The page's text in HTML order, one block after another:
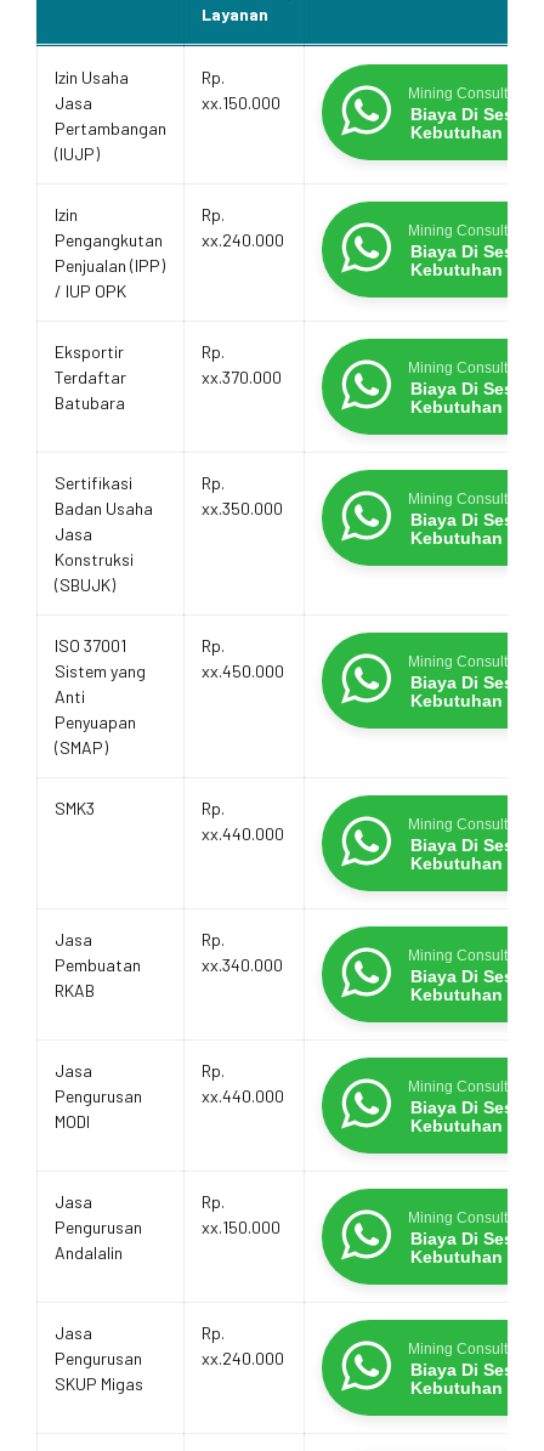
Layanan
Biaya
Layanan
Promo Terbatas
Izin Usaha
Jasa
Pertambangan
(IUJP)
Rp.
xx.150.000
Mining Consultants
Biaya Di
Kebutuhan
Izin
Pengangkutan
Penjualan (IPP)
/ IUP OPK
Rp.
xx.240.000
Mining Consultants
Biaya Di
Kebutuhan
Eksportir
Terdaftar
Batubara
Rp.
xx.370.000
Mining Consultants
Biaya Di
Kebutuhan
Sertifikasi
Badan Usaha
Jasa
Konstruksi
(SBUJK)
Rp.
xx.350.000
Mining Consultants
Biaya Di
Kebutuhan
ISO 37001
Sistem yang
Anti
Penyuapan
(SMAP)
Rp.
xx.450.000
Mining Consultants
Biaya Di
Kebutuhan
SMK3
Rp.
xx.440.000
Mining Consultants
Biaya Di
Kebutuhan
Jasa
Pembuatan
RKAB
Rp.
xx.340.000
Mining Consultants
Biaya Di
Kebutuhan
Jasa
Pengurusan
MODI
Rp.
xx.440.000
Mining Consultants
Biaya Di
Kebutuhan
Jasa
Pengurusan
Andalalin
Rp.
xx.150.000
Mining Consultants
Biaya Di
Kebutuhan
Jasa
Pengurusan
SKUP Migas
Rp.
xx.240.000
Mining Consultants
Biaya Di
Kebutuhan